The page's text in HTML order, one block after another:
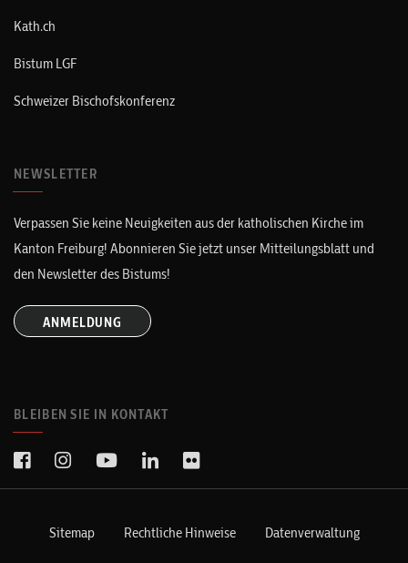
Kath.ch
Bistum LGF
Schweizer Bischofskonferenz
NEWSLETTER
Verpassen Sie keine Neuigkeiten aus der katholischen Kirche im
Kanton Freiburg! Abonnieren Sie jetzt unser Mitteilungsblatt und
den Newsletter des Bistums!
ANMELDUNG
BLEIBEN SIE IN KONTAKT
Sitemap Rechtliche Hinweise Datenverwaltung